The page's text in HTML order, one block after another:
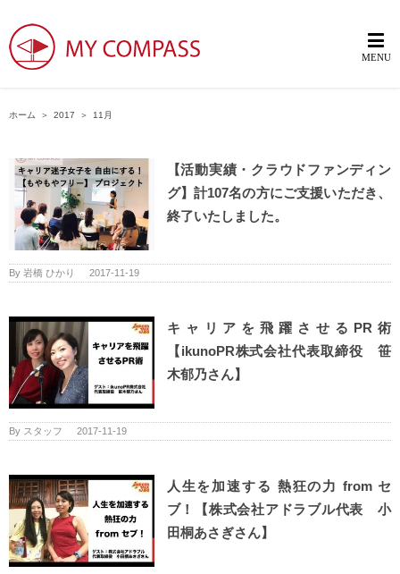
ホーム ＞ 2017 ＞ 11月
【活動実績・クラウドファンディン
グ】計107名の方にご支援いただき、
終了いたしました。
By 岩橋 ひかり 2017-11-19
キャリアを飛躍させるPR術
【ikunoPR株式会社代表取締役 笹
木郁乃さん】
By スタッフ 2017-11-19
人生を加速する 熱狂の力 from セ
ブ！【株式会社アドラブル代表 小
田桐あさぎさん】